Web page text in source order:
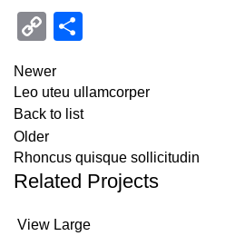
Copy
Newer
Leo uteu ullamcorper
Back to list
Older
Rhoncus quisque sollicitudin
Related Projects
View Large